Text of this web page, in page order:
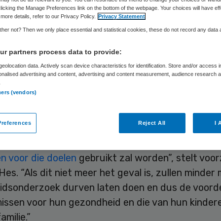
Skipr Redactie 4 mei 2017,12:20 28 keer gelezen
Klinische Genetica Nederland (VKGN) is
wettelijke verplichting om opgeslagen
moeten erop kunnen blijven vertrouwen
voor die doelen gebruikt zal worden”, stelt
“Als dit niet meer het geval is, zullen minder
durven laten doen en dus de
voor hun gezondheid en die van hun
the Manage Preferences link on the bottom of the webpage. Your choices will have
details, refer to our Privacy Policy. Privacy Statement
not? Then we only place essential and statistical cookies, these do not record any data
partners process data to provide:
data. Actively scan device characteristics for identification. Store and/or access
advertising and content, advertising and content measurement, audience research
(vendors)
Reject All I